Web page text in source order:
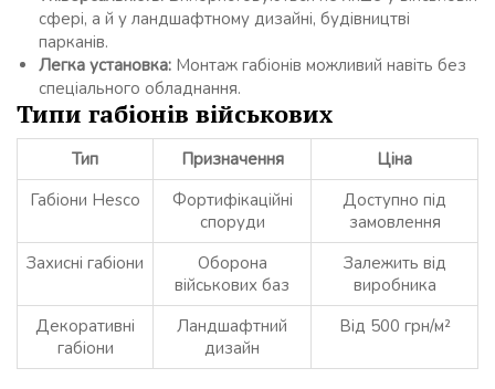
сфері, а й у ландшафтному дизайні, будівництві
парканів.
Легка установка: Монтаж габіонів можливий навіть без
спеціального обладнання.
Типи габіонів військових
Тип Призначення
Ціна
Габіони Hesco
Фортифікаційні
споруди
Доступно під
замовлення
Захисні габіони
Оборона
військових баз
Залежить від
виробника
Декоративні
габіони
Ландшафтний
дизайн
Від 500 грн/м²